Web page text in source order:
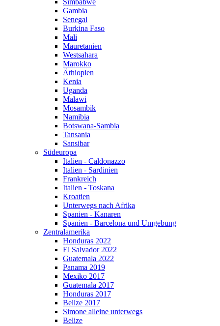
Simbabwe
Gambia
Senegal
Burkina Faso
Mali
Mauretanien
Westsahara
Marokko
Äthiopien
Kenia
Uganda
Malawi
Mosambik
Namibia
Botswana-Sambia
Tansania
Sansibar
Südeuropa
Italien - Caldonazzo
Italien - Sardinien
Frankreich
Italien - Toskana
Kroatien
Unterwegs nach Afrika
Spanien - Kanaren
Spanien - Barcelona und Umgebung
Zentralamerika
Honduras 2022
El Salvador 2022
Guatemala 2022
Panama 2019
Mexiko 2017
Guatemala 2017
Honduras 2017
Belize 2017
Simone alleine unterwegs
Belize